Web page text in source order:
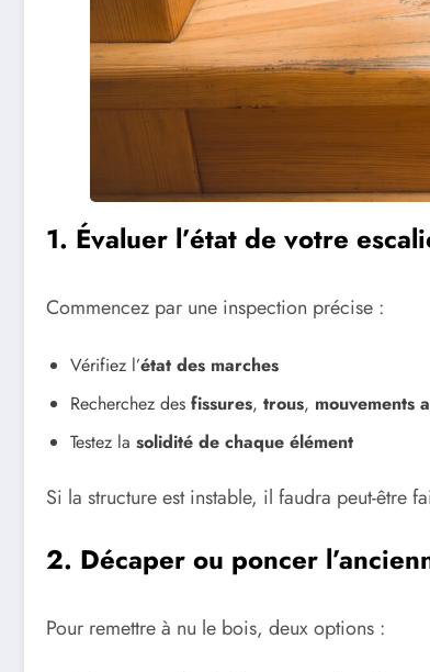
1. Évaluer l’état de votre
Commencez par une inspection précise :
Vérifiez l’état des marches
Recherchez des fissures, trous, mouvements
Testez la solidité de chaque élément
Si la structure est instable, il faudra peut-être
2. Décaper ou poncer
Pour remettre à nu le bois, deux options :